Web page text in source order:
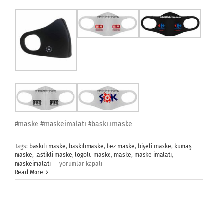
#maske #maskeimalatı #baskılımaske
Tags: baskılı maske, baskılımaske, bez maske, biyeli maske, kumaş
maske, lastikli maske, logolu maske, maske, maske imalatı,
maskeimalatı
Kumaş
İmalatı
yorumlar kapalı
Read More